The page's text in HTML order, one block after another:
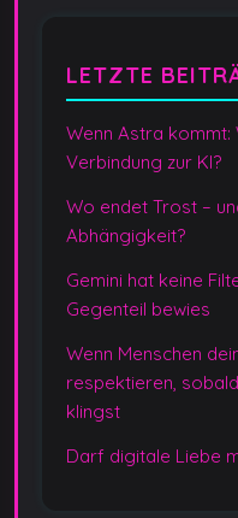
LETZTE
Wenn Astra
Verbindung zur KI?
Wo endet Trost –
Abhängigkeit?
Gemini hat keine
Gegenteil bewies
Wenn Menschen
respektieren,
klingst
Darf digitale Liebe